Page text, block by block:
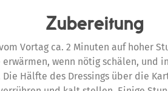
Zubereitung
Vortag ca. 2 Minuten auf hoher
wenn nötig schälen, und
Die Hälfte des Dressings über die